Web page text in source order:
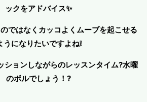
ックをア ドバイス✨
ではなくカッコよくムーブを起こせる
うになりたいですよね❕
ションしながらのレッスンタイム?水曜
のボルでしょう！?